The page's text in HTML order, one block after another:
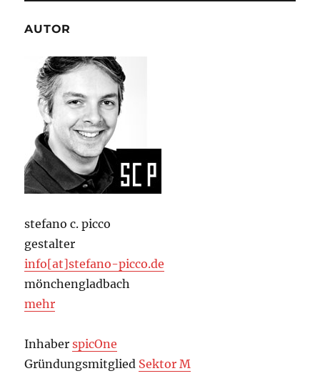
AUTOR
stefano c. picco
gestalter
info[at]stefano-picco.de
mönchengladbach
mehr
InhaberspicOne
Gründungsmitglied Sektor M